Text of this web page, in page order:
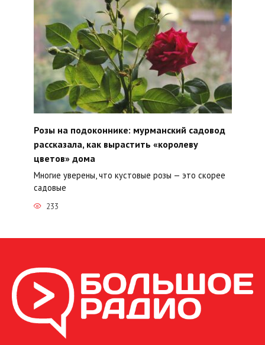
Розы на подоконнике: мурманский садовод
рассказала, как вырастить «королеву
цветов» дома
Многие уверены, что кустовые розы — это скорее
садовые
233